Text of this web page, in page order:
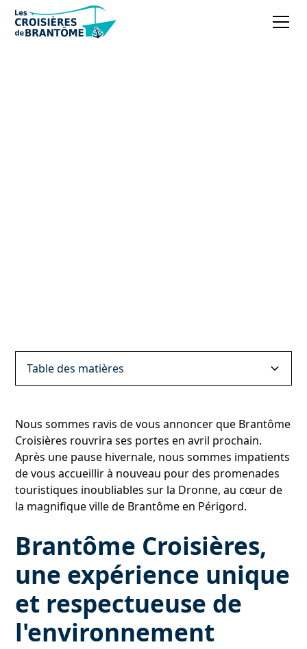
Nous sommes ravis de vous annoncer que Brantôme
Croisières rouvrira ses portes en avril prochain.
Après une pause hivernale, nous sommes impatients
de vous accueillir à nouveau pour des promenades
touristiques inoubliables sur la Dronne, au cœur de
la magnifique ville de Brantôme en Périgord.
Brantôme Croisières,
une expérience unique
et respectueuse de
l'environnement
Table des matières
respectueuse de l'environnement
L'Abbaye de Brantôme
Le Pont Coudé
Le Moulin de l'Abbaye
Le Bimbillou parc
manquer